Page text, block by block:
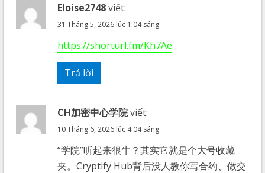
Eloise2748viết:
31 Tháng 5, 2026 lúc 1:04 sáng
https://shorturl.fm/Kh7Ae
Trả lời
CH加密中心学院viết:
10 Tháng 6, 2026 lúc 4:04 sáng
“学院”听起来很牛？其实它就是个大号收藏
夹。Cryptify Hub背后没人教你写合约、做交